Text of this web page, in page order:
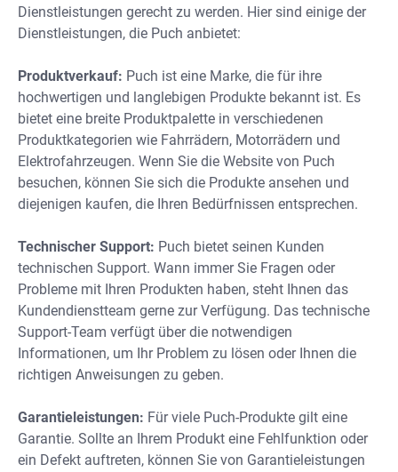
Dienstleistungen gerecht zu werden. Hier sind einige der
Dienstleistungen, die Puch anbietet:
Produktverkauf: Puch ist eine Marke, die für ihre
hochwertigen und langlebigen Produkte bekannt ist. Es
bietet eine breite Produktpalette in verschiedenen
Produktkategorien wie Fahrrädern, Motorrädern und
Elektrofahrzeugen. Wenn Sie die Website von Puch
besuchen, können Sie sich die Produkte ansehen und
diejenigen kaufen, die Ihren Bedürfnissen entsprechen.
Technischer Support: Puch bietet seinen Kunden
technischen Support. Wann immer Sie Fragen oder
Probleme mit Ihren Produkten haben, steht Ihnen das
Kundendienstteam gerne zur Verfügung. Das technische
Support-Team verfügt über die notwendigen
Informationen, um Ihr Problem zu lösen oder Ihnen die
richtigen Anweisungen zu geben.
Garantieleistungen: Für viele Puch-Produkte gilt eine
Garantie. Sollte an Ihrem Produkt eine Fehlfunktion oder
ein Defekt auftreten, können Sie von Garantieleistungen